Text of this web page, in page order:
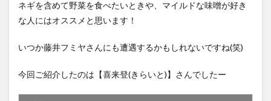
ネギを含めて野菜を食べたいときや、マイルドな味噌が好き
な人にはオススメと思います！
いつか藤井フミヤさんにも遭遇するかもしれないですね(笑)
今回ご紹介したのは【喜来登(きらいと)】さんでしたー